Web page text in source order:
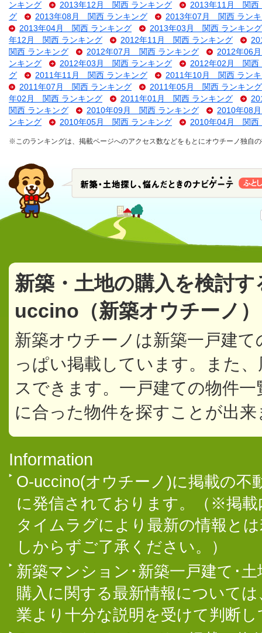
ンキング
2013年12月 関西 ランキング
2013年11月 関西
グ
2013年08月 関西 ランキング
2013年07月 関西 ランキ
2013年04月 関西 ランキング
2013年03月 関西 ランキング
年12月 関西 ランキング
2012年11月 関西 ランキング
関西 ランキング
2012年07月 関西 ランキング
2012年06
ンキング
2012年03月 関西 ランキング
2012年02月 関西
グ
2011年11月 関西 ランキング
2011年10月 関西 ランキ
2011年07月 関西 ランキング
2011年05月 関西 ランキング
年02月 関西 ランキング
2011年01月 関西 ランキング
関西 ランキング
2010年09月 関西 ランキング
2010年08
ンキング
2010年05月 関西 ランキング 2010年04月 関西
※このランキングは、掲載ページへのアクセス数などをもとにオウチーノ独自
新築・土地の購入を検討
uccino（新築オウチーノ
新築オウチーノは新築一戸建
っぱい掲載しています。また
スできます。一戸建ての物件
に合った物件を探すことが出来
Information
O-uccino(オウチーノ)に掲載の不
に発信されております。（※掲
タイムラグにより最新の情報と
しからずご了承ください。）
新築マンション･新築一戸建て･
購入に関する最新情報について
業より十分な説明を受けて判断